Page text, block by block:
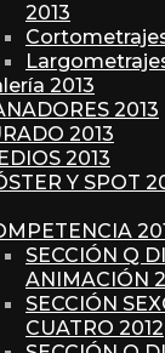
2013
2013
2013
2013
2013
Y SPOT
SECCIÓN Q
ANIMACIÓN
SECCIÓN
CUATRO 2012